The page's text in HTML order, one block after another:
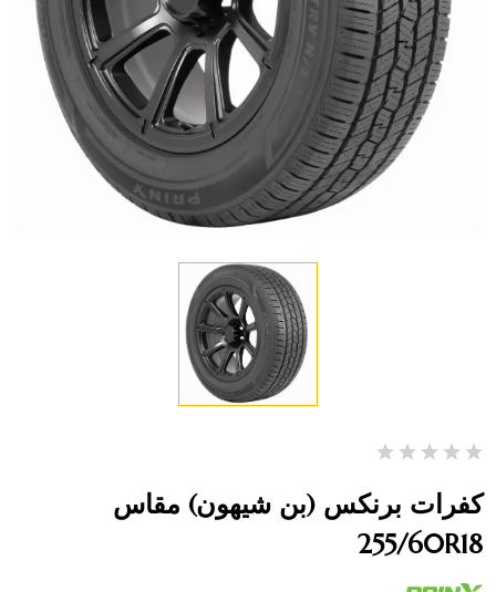
كفرات برنكس (بن شيهون) مقاس
255/60R18